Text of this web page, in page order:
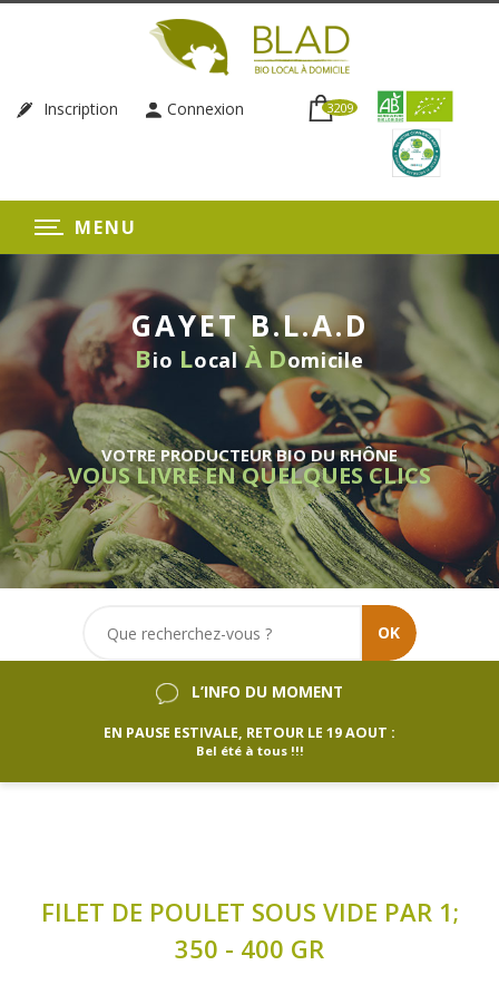
Inscription Connexion 3209
MENU
GAYET B.L.A.D
Bio LocalÀ Domicile
VOTRE PRODUCTEUR BIO DU RHÔNE
VOUS LIVRE EN QUELQUES CLICS
OK
L’INFO DU MOMENT
EN PAUSE ESTIVALE, RETOUR LE 19 AOUT :
Bel été à tous !!!
FILET DE POULET SOUS VIDE PAR 1;
350 - 400 GR